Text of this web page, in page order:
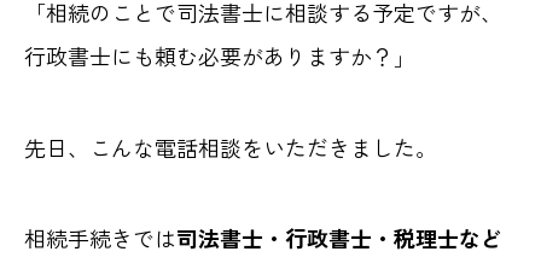
「相続のことで司法書士に相談する予定ですが、
行政書士にも頼む必要がありますか？」
先日、こんな電話相談をいただきました。
相続手続きでは司法書士・行政書士・税理士など